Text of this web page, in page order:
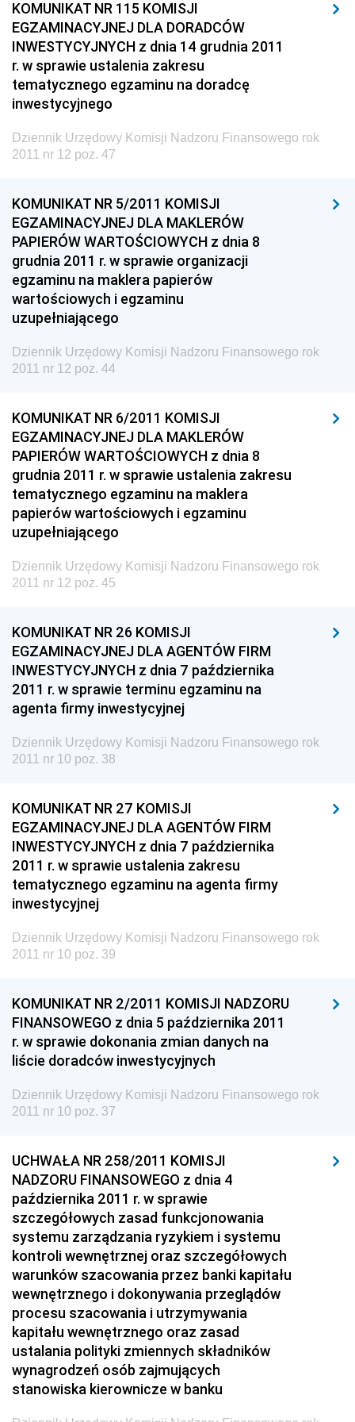
2009
2008
2007
2006
Dziennik Urzędowy Ministerstwa Hutnictwa i
Przemysłu Maszynowego
Społecznej
Dziennik Urzędowy Ministerstwa Rolnictwa, Leśnictwa
i Gospodarki Żywnościowej
Dziennik Urzędowy Ministra Spraw Wewnętrznych
Dziennik Urzędowy Ministra Transportu, Budownictwa
i Gospodarki Morskiej
Dziennik Urzędowy Ministra Administracji i Cyfryzacji
Dziennik Urzędowy Głównego Inspektora Ochrony
Dziennik Urzędowy Ministra Środowiska
Dziennik Urzędowy Ministra Sportu i Turystyki
Dziennik Urzędowy Ministra Rozwoju Regionalnego
Dziennik Urzędowy Ministra Budownictwa i Przemysłu
Materiałów Budowlanych
Dziennik Urzędowy Głównego Inspektoratu Ochrony
Środowiska
Dziennik Urzędowy Ministerstwa Administracji,
Gospodarki Terenowej i Ochrony Środowiska
Dziennik Urzędowy Ministerstwa Administracji i
Dziennik Urzędowy Unii Europejskiej, L
Dziennik Urzędowy Ministerstwa Przemysłu
Chemicznego i Lekkiego
Dziennik Urzędowy Ministerstwa Rolnictwa i
Gospodarki Żywnościowej
Dziennik Urzędowy Ministra Rodziny, Pracy i Polityki
Dziennik Urzędowy Ministra Cyfryzacji
Dziennik Urzędowy Ministra Infrastruktury i
Budownictwa
Dziennik Urzędowy Ministra Gospodarki Morskiej i
Dziennik Urzędowy Ministra Energii
Dziennik Urzędowy Ministra Rozwoju i Finansów
Dziennik Urzędowy Wyższego Urzędu Górniczego
Dziennik Urzędowy Prezesa Urzędu Transportu
Kolejowego
Dziennik Urzędowy Ministra Przedsiębiorczości i
Technologii
Dziennik Urzędowy Ministra Inwestycji i Rozwoju
Dziennik Urzędowy Naczelnego Dyrektora Archiwów
Państwowych
Dziennik Urzędowy Ministra Finansów, Inwestycji i
Rozwoju
KOMUNIKAT NR 115 KOMISJI
EGZAMINACYJNEJ DLA DORADCÓW
INWESTYCYJNYCH z dnia 14 grudnia 2011
r. w sprawie ustalenia zakresu
tematycznego egzaminu na doradcę
inwestycyjnego
Dziennik Urzędowy Komisji Nadzoru Finansowego rok
2011 nr 12 poz. 47
KOMUNIKAT NR 5/2011 KOMISJI
EGZAMINACYJNEJ DLA MAKLERÓW
PAPIERÓW WARTOŚCIOWYCH z dnia 8
grudnia 2011 r. w sprawie organizacji
egzaminu na maklera papierów
wartościowych i egzaminu
uzupełniającego
Dziennik Urzędowy Komisji Nadzoru Finansowego rok
2011 nr 12 poz. 44
KOMUNIKAT NR 6/2011 KOMISJI
EGZAMINACYJNEJ DLA MAKLERÓW
PAPIERÓW WARTOŚCIOWYCH z dnia 8
grudnia 2011 r. w sprawie ustalenia zakresu
tematycznego egzaminu na maklera
papierów wartościowych i egzaminu
uzupełniającego
Dziennik Urzędowy Komisji Nadzoru Finansowego rok
2011 nr 12 poz. 45
KOMUNIKAT NR 26 KOMISJI
EGZAMINACYJNEJ DLA AGENTÓW FIRM
INWESTYCYJNYCH z dnia 7 października
2011 r. w sprawie terminu egzaminu na
agenta firmy inwestycyjnej
Dziennik Urzędowy Komisji Nadzoru Finansowego rok
2011 nr 10 poz. 38
KOMUNIKAT NR 27 KOMISJI
EGZAMINACYJNEJ DLA AGENTÓW FIRM
INWESTYCYJNYCH z dnia 7 października
2011 r. w sprawie ustalenia zakresu
tematycznego egzaminu na agenta firmy
inwestycyjnej
Dziennik Urzędowy Komisji Nadzoru Finansowego rok
2011 nr 10 poz. 39
KOMUNIKAT NR 2/2011 KOMISJI NADZORU
FINANSOWEGO z dnia 5 października 2011
r. w sprawie dokonania zmian danych na
liście doradców inwestycyjnych
Dziennik Urzędowy Komisji Nadzoru Finansowego rok
2011 nr 10 poz. 37
UCHWAŁA NR 258/2011 KOMISJI
NADZORU FINANSOWEGO z dnia 4
października 2011 r. w sprawie
szczegółowych zasad funkcjonowania
systemu zarządzania ryzykiem i systemu
kontroli wewnętrznej oraz szczegółowych
warunków szacowania przez banki kapitału
wewnętrznego i dokonywania przeglądów
procesu szacowania i utrzymywania
kapitału wewnętrznego oraz zasad
ustalania polityki zmiennych składników
wynagrodzeń osób zajmujących
stanowiska kierownicze w banku